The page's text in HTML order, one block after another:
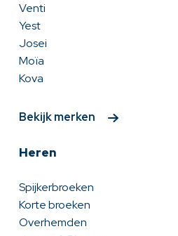
Venti
Yest
Josei
Moïa
Kova
Bekijk merken
Heren
Spijkerbroeken
Korte broeken
Overhemden